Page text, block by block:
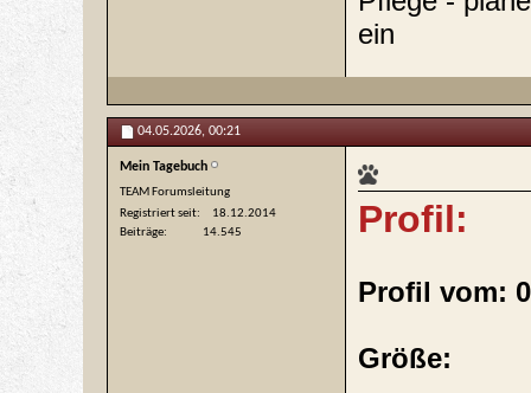
ein
04.05.2026, 00:21
Mein Tagebuch
TEAM Forumsleitung
Registriert seit
18.12.2014
Beiträge
14.545 Profil:
Profil vom:
Größe: